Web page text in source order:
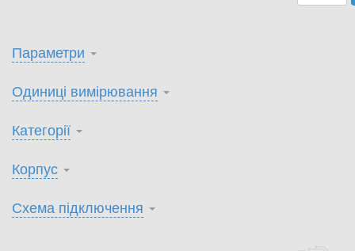
Параметри
Одиниці вимірювання
Категорії
Корпус
Схема підключення